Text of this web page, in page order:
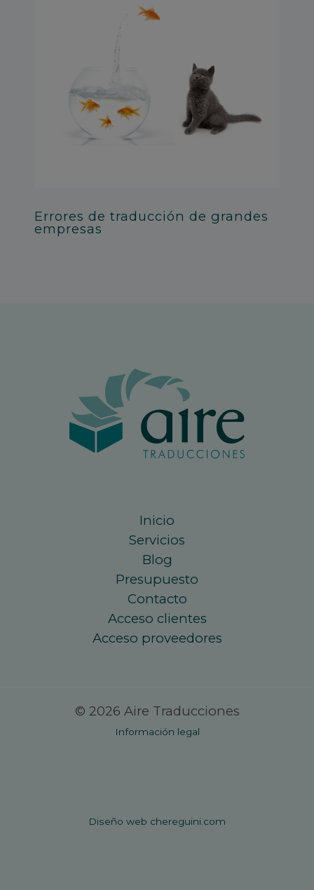
Errores de traducción de grandes
empresas
Inicio
Servicios
Blog
Presupuesto
Contacto
Acceso clientes
Acceso proveedores
© 2026 Aire Traducciones
Información legal
Diseño web chereguini.com